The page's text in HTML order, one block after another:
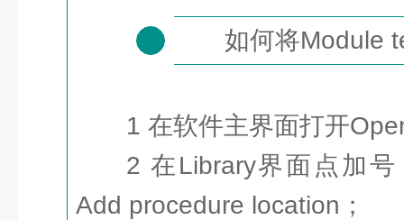
如何将Module
1 在软件主界面打开
2 在Library界面点加
Add procedure location；